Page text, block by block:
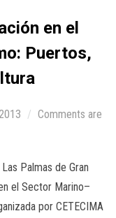
en el
Puertos,
Comments are
Palmas de Gran
el Sector Marino–
por CETECIMA